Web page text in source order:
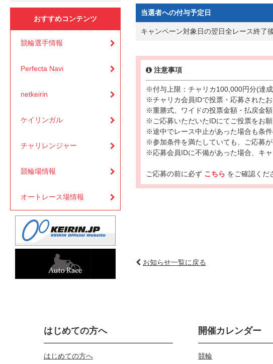
おすすめコンテンツ
競輪選手情報
Perfecta Navi
netkeirin
ケイリンガル
チャリレンジャー
競輪場情報
オートレース場情報
当選者への付与予定日
キャンペーン対象日の翌日全レース終了
注意事項
※付与上限：チャリカ100,000円分(達
※チャリカ会員IDで投票・応募された
※重勝式、ワイドの投票金額・払戻金
※ご応募いただいたIDにてご投票をお
※途中でレース中止があった場合も条
※参加条件を満たしていても、ご応募
※応募会員IDに不備があった場合、キ
ご応募の前に必ず こちら をご確認くだ
お知らせ一覧に戻る
はじめての方へ
はじめての方へ
開催カレンダー
競輪